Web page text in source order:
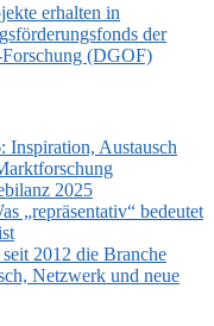
erhalten in
der
(DGOF)
Inspiration, Austausch
2025
„repräsentativ“ bedeutet
2012 die Branche
Netzwerk und neue